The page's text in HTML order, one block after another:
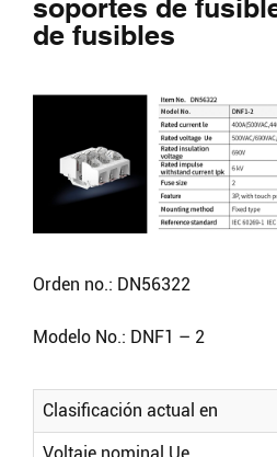
soportes de
de fusibles
Orden no.: DN56322
Modelo No.: DNF1 – 2
Clasificación actual en